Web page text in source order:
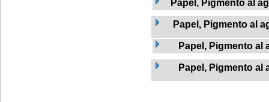
Papel, Pigmento al
Papel, Pigmento al
Papel, Pigmento al
Papel, Pigmento al